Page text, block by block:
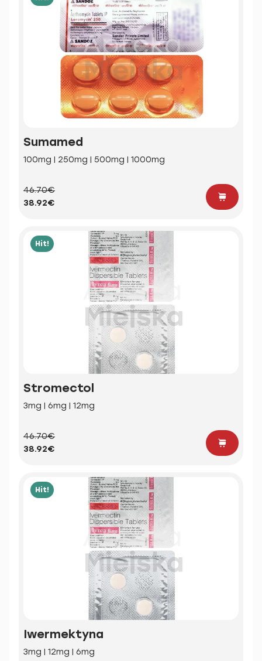
Sumamed
100mg | 250mg | 500mg | 1000mg
46.70€
38.92€
Hit!
Stromectol
3mg | 6mg | 12mg
46.70€
38.92€
Hit!
Iwermektyna
3mg | 12mg | 6mg